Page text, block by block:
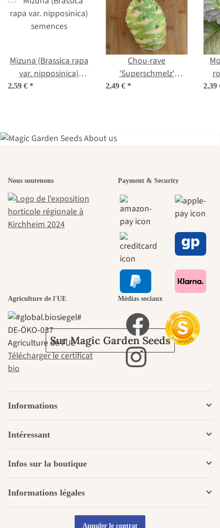
Mizuna (Brassica rapa
var. nipposinica)
semences
2,59 € *
Chou-rave
'Superschmelz'
(Brassica oleracea var.
2,49 € * 2,39
beaux chemins
menant vers
nous-mêmes,
passe par le
jardin.
Sur Magic Garden Seeds
Nous soutenons Payment & Security
Agriculture de l'UE
DE‑ÖKO‑037
Agriculture de l'UE
Télécharger le certificat
bio
Médias sociaux
Informations
Intéressant
Infos sur la boutique
Informations légales
Annuler le contrat